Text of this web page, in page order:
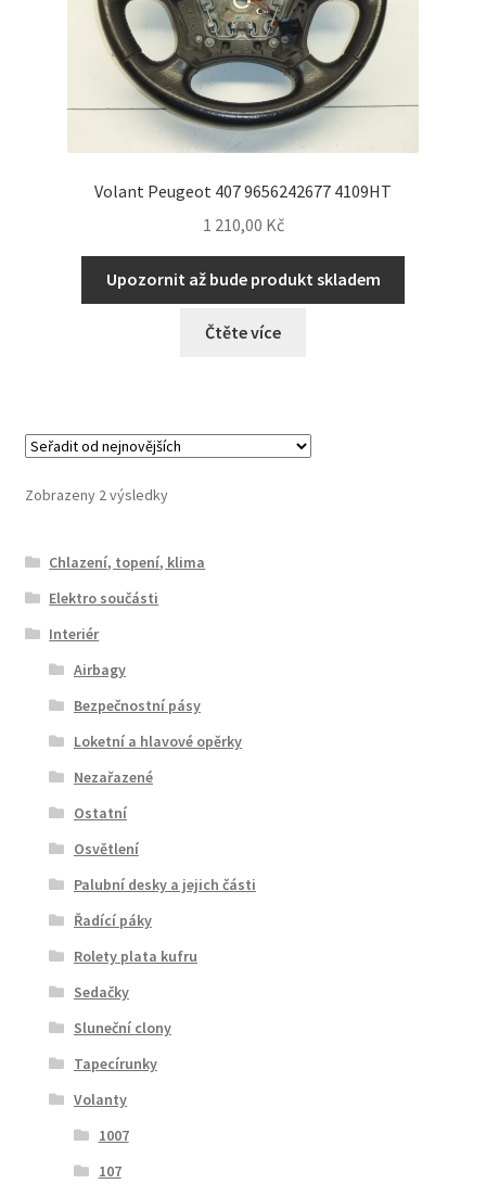
Volant Peugeot 407 9656242677 4109HT
1 210,00 Kč
Upozornit až bude produkt skladem
Čtěte více
Zobrazeny 2 výsledkySeřazeno
Chlazení, topení, klima
Elektro součásti
Interiér
Airbagy
Bezpečnostní pásy
Loketní a hlavové opěrky
Nezařazené
Ostatní
Osvětlení
Palubní desky a jejich části
Řadící páky
Rolety plata kufru
Sedačky
Sluneční clony
Tapecírunky
Volanty
1007
107